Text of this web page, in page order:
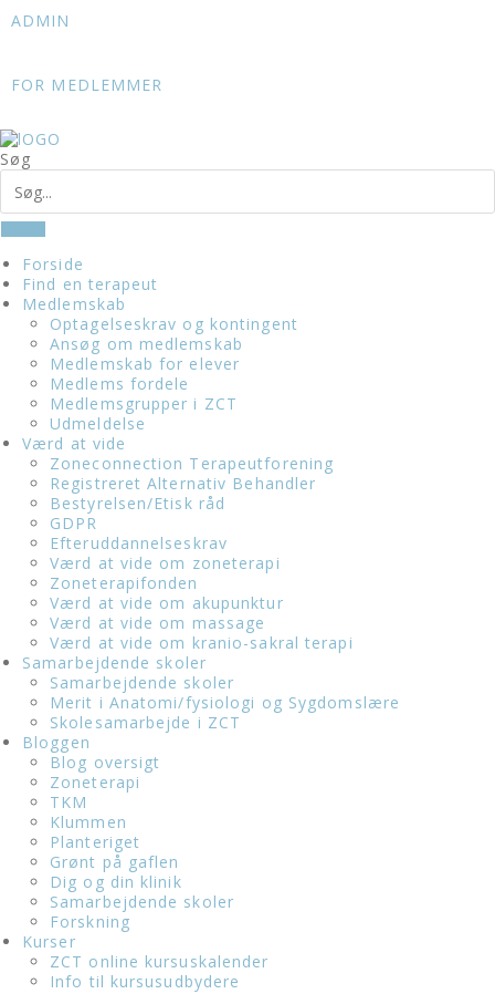
toADMIN
FOR MEDLEMMER
Søg
Forside
Find en terapeut
Medlemskab
Optagelseskrav og kontingent
Ansøg om medlemskab
Medlemskab for elever
Medlems fordele
Medlemsgrupper i ZCT
Udmeldelse
Værd at vide
Zoneconnection Terapeutforening
Registreret Alternativ Behandler
Bestyrelsen/Etisk råd
GDPR
Efteruddannelseskrav
Værd at vide om zoneterapi
Zoneterapifonden
Værd at vide om akupunktur
Værd at vide om massage
Værd at vide om kranio-sakral terapi
Samarbejdende skoler
Samarbejdende skoler
Merit i Anatomi/fysiologi og Sygdomslære
Skolesamarbejde i ZCT
Bloggen
Blog oversigt
Zoneterapi
TKM
Klummen
Planteriget
Grønt på gaflen
Dig og din klinik
Samarbejdende skoler
Forskning
Kurser
ZCT online kursuskalender
Info til kursusudbydere